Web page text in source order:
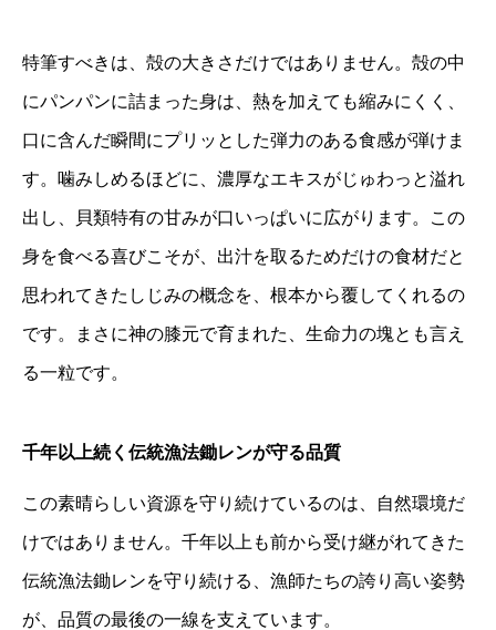
特筆すべきは、殻の大きさだけではありません。殻の中
にパンパンに詰まった身は、熱を加えても縮みにくく、
口に含んだ瞬間にプリッとした弾力のある食感が弾けま
す。噛みしめるほどに、濃厚なエキスがじゅわっと溢れ
出し、貝類特有の甘みが口いっぱいに広がります。この
身を食べる喜びこそが、出汁を取るためだけの食材だと
思われてきたしじみの概念を、根本から覆してくれるの
です。まさに神の膝元で育まれた、生命力の塊とも言え
る一粒です。
千年以上続く伝統漁法鋤レンが守る品質
この素晴らしい資源を守り続けているのは、自然環境だ
けではありません。千年以上も前から受け継がれてきた
伝統漁法鋤レンを守り続ける、漁師たちの誇り高い姿勢
が、品質の最後の一線を支えています。
出雲の神様としじみが結ぶ現代の縁
神域の恵みを食卓へ繋ぐ｜有限会社コクヨーがしじみ
に込める情熱と職人技
まとめ｜出雲の歴史と文化をしじみと共に噛みしめる